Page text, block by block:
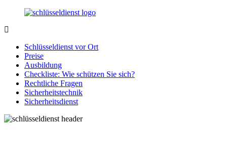
Zurück
Inhalt
Notlage
wird
gelöst!
Schlüsseldienst vor Ort
Preise
Ausbildung
Checkliste: Wie schützen Sie sich?
Rechtliche Fragen
Sicherheitstechnik
Sicherheitsdienst